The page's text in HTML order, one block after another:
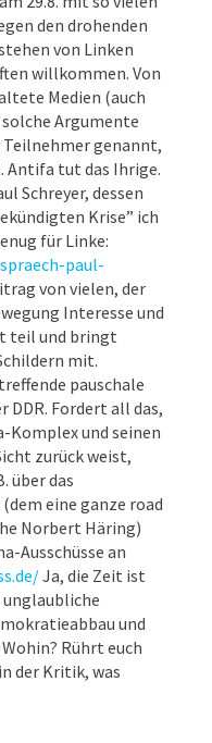
den drohenden
von Linken
willkommen. Von
Medien (auch
Argumente
Teilnehmer genannt,
Antifa tut das Ihrige.
Schreyer, dessen
Krise” ich
für Linke:
paul-
von vielen, der
Interesse und
teil und bringt
mit.
pauschale
Fordert all das,
Komplex und seinen
zurück weist,
über das
eine ganze road
Norbert Häring)
Ausschüsse an
Ja, die Zeit ist
und
Rührt euch
der Kritik, was